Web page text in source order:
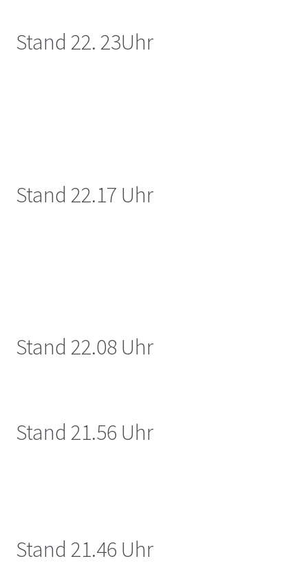
Stand 22. 23Uhr
Stand 22.17 Uhr
Stand 22.08 Uhr
Stand 21.56 Uhr
Stand 21.46 Uhr